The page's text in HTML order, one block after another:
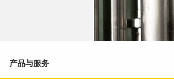
产品与服务